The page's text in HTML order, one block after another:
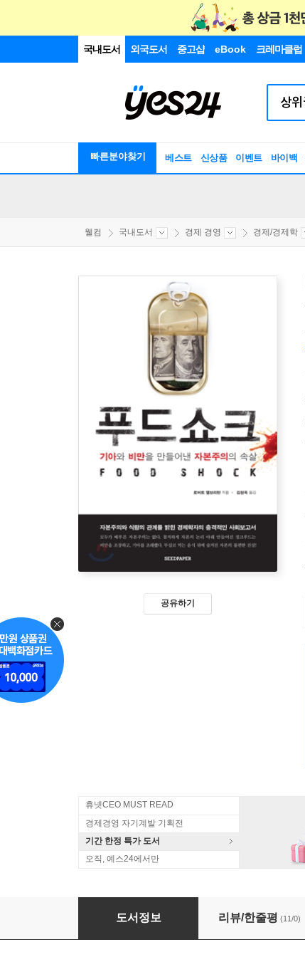
국내도서 외국도서 중고샵 eBook 크레마클럽
빠른분야찾기 베스트 신상품 이벤트 바이백
웰컴 국내도서 경제 경영 경제/경제학
공유하기
휴넷CEO MUST READ
경제경영 자기계발 기획전
기간 한정 특가 도서
오직, 예스24에서만
푸드쇼크
도서정보 리뷰/한줄평 (11/0)